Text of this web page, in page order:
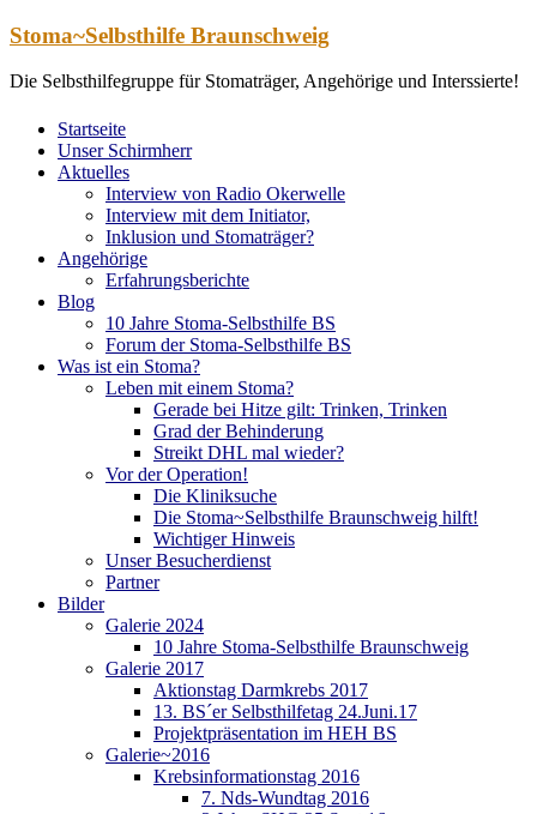
Zum
springen
Stoma~Selbsthilfe Braunschweig
Die Selbsthilfegruppe für Stomaträger, Angehörige und Interssierte!
Startseite
Unser Schirmherr
Aktuelles
Interview von Radio Okerwelle
Interview mit dem Initiator,
Inklusion und Stomaträger?
Angehörige
Erfahrungsberichte
Blog
10 Jahre Stoma-Selbsthilfe BS
Forum der Stoma-Selbsthilfe BS
Was ist ein Stoma?
Leben mit einem Stoma?
Gerade bei Hitze gilt: Trinken, Trinken
Grad der Behinderung
Streikt DHL mal wieder?
Vor der Operation!
Die Kliniksuche
Die Stoma~Selbsthilfe Braunschweig hilft!
Wichtiger Hinweis
Unser Besucherdienst
Partner
Bilder
Galerie 2024
10 Jahre Stoma-Selbsthilfe Braunschweig
Galerie 2017
Aktionstag Darmkrebs 2017
13. BS´er Selbsthilfetag 24.Juni.17
Projektpräsentation im HEH BS
Galerie~2016
Krebsinformationstag 2016
7. Nds-Wundtag 2016